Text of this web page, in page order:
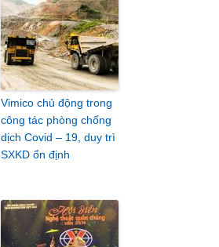
Vimico chủ động trong
công tác phòng chống
dịch Covid – 19, duy trì
SXKD ổn định